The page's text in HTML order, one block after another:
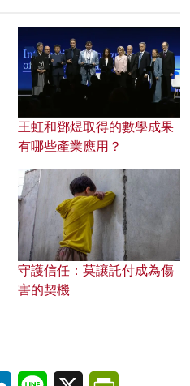
王虹和鄧煜取得的數學成果
有哪些產業應用？
守護信任：莫讓託付成為傷
害的契機
LinkedInLine X